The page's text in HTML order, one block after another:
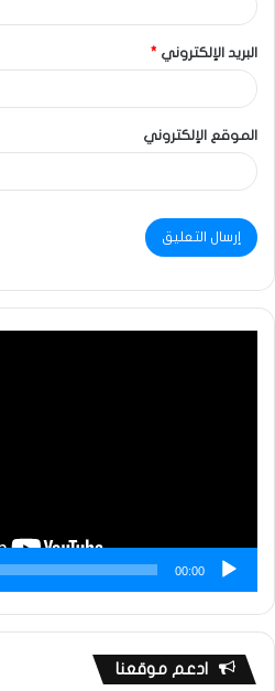
البريد الإلكتروني *
الموقع الإلكتروني
00:00
ادعم موقعنا